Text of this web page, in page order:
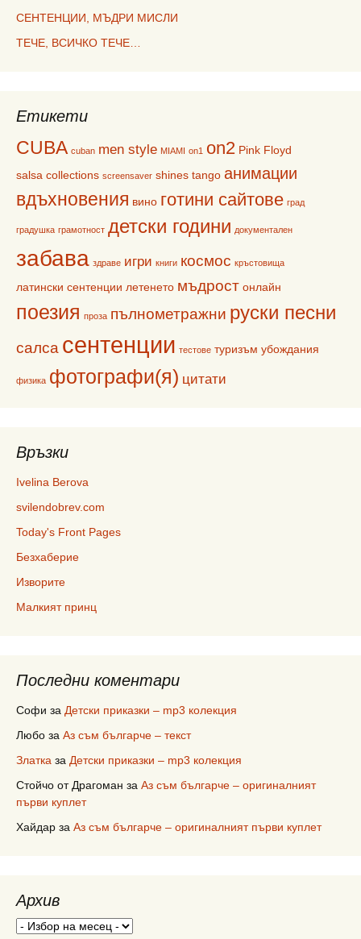
СЕНТЕНЦИИ, МЪДРИ МИСЛИ
ТЕЧЕ, ВСИЧКО ТЕЧЕ…
Етикети
CUBA cuban men style MIAMI on1 on2 Pink Floyd
salsa collections screensaver shines tango анимации
вдъхновения вино готини сайтове град
градушка грамотност детски години документален
забава здраве игри книги космос кръстовища
латински сентенции летенето мъдрост онлайн
поезия проза пълнометражни руски песни
салса сентенции тестове туризъм убождания
физика фотографи(я) цитати
Връзки
Ivelina Berova
svilendobrev.com
Today's Front Pages
Безхаберие
Изворите
Малкият принц
Последни коментари
Софи за Детски приказки – mp3 колекция
Любо за Аз съм българче – текст
Златка за Детски приказки – mp3 колекция
Стойчо от Драгоман за Аз съм българче – оригиналният
първи куплет
Хайдар за Аз съм българче – оригиналният първи куплет
Архив
Архив